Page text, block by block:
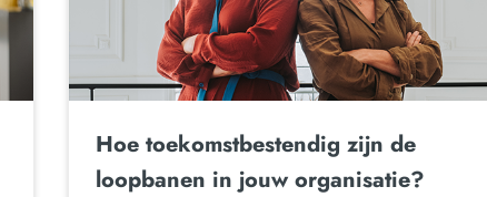
Hoe toekomstbestendig zijn de
loopbanen in jouw organisatie?